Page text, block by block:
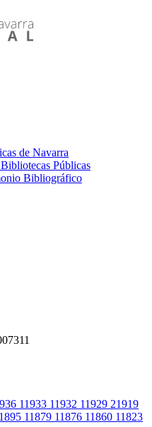
de Navarra
Públicas
Bibliográfico
11933 11932 11929 21919
1895 11879 11876 11860 11823